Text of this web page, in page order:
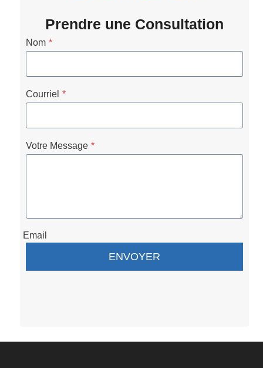
Prendre une Consultation
Nom *
Courriel *
Votre Message *
Email
ENVOYER